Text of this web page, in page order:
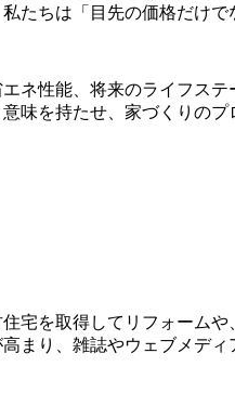
ちは「目先の価格だけ
ネ性能、将来のライフス
を持たせ、家づくりの
宅を取得してリフォーム
まり、雑誌やウェブメデ